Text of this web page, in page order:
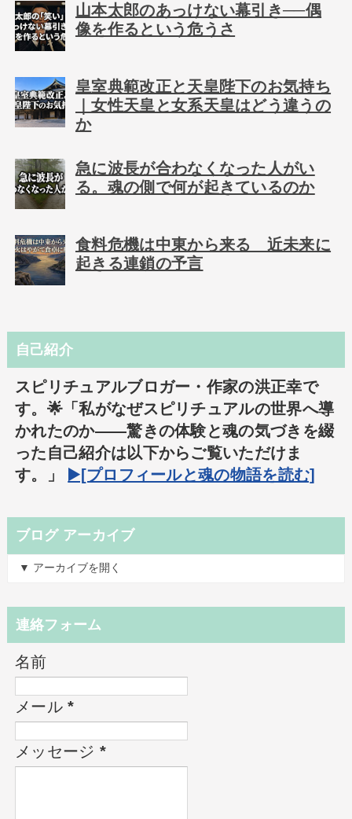
山本太郎のあっけない幕引き──偶
像を作るという危うさ
皇室典範改正と天皇陛下のお気持ち
｜女性天皇と女系天皇はどう違うの
か
急に波長が合わなくなった人がい
る。魂の側で何が起きているのか
食料危機は中東から来る 近未来に
起きる連鎖の予言
自己紹介
スピリチュアルブロガー・作家の洪正幸で
す。🌟「私がなぜスピリチュアルの世界へ導
かれたのか――驚きの体験と魂の気づきを綴
った自己紹介は以下からご覧いただけま
す。」
▶️[プロフィールと魂の物語を読む]
ブログ アーカイブ
▼ アーカイブを開く
連絡フォーム
名前
メール*
メッセージ *